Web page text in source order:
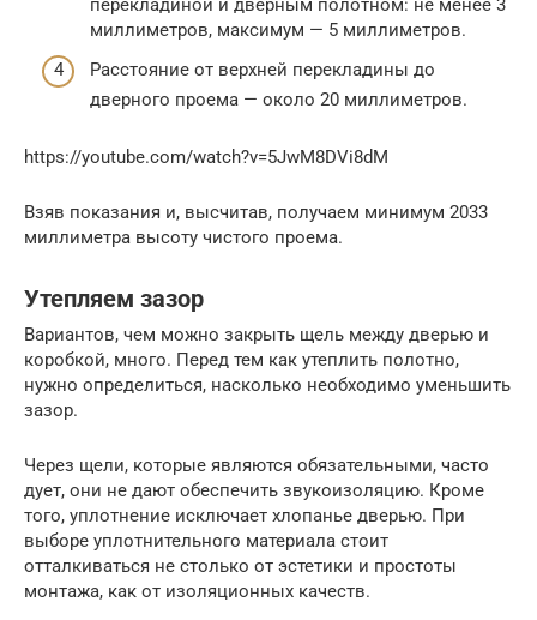
перекладиной и дверным полотном: не менее 3
миллиметров, максимум — 5 миллиметров.
Расстояние от верхней перекладины до
дверного проема — около 20 миллиметров.
https://youtube.com/watch?v=5JwM8DVi8dM
Взяв показания и, высчитав, получаем минимум 2033
миллиметра высоту чистого проема.
Утепляем зазор
Вариантов, чем можно закрыть щель между дверью и
коробкой, много. Перед тем как утеплить полотно,
нужно определиться, насколько необходимо уменьшить
зазор.
Через щели, которые являются обязательными, часто
дует, они не дают обеспечить звукоизоляцию. Кроме
того, уплотнение исключает хлопанье дверью. При
выборе уплотнительного материала стоит
отталкиваться не столько от эстетики и простоты
монтажа, как от изоляционных качеств.